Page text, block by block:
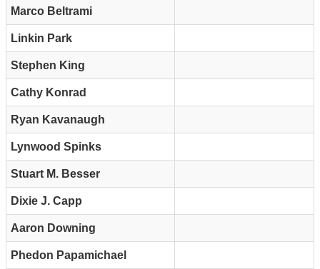
Marco Beltrami
Linkin Park
Stephen King
Cathy Konrad
Ryan Kavanaugh
Lynwood Spinks
Stuart M. Besser
Dixie J. Capp
Aaron Downing
Phedon Papamichael